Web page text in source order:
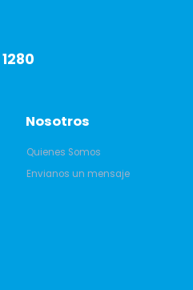
Nosotros
Quienes Somos
Envianos un mensaje